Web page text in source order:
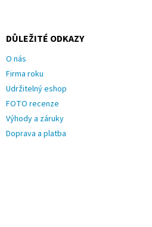
DŮLEŽITÉ ODKAZY
O nás
Firma roku
Udržitelný eshop
FOTO recenze
Výhody a záruky
Doprava a platba